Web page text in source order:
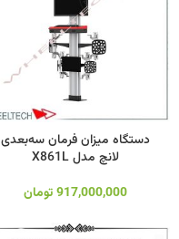
دستگاه میزان فرمان سه‌بعدی
لانچ مدل X861L
917,000,000 تومان